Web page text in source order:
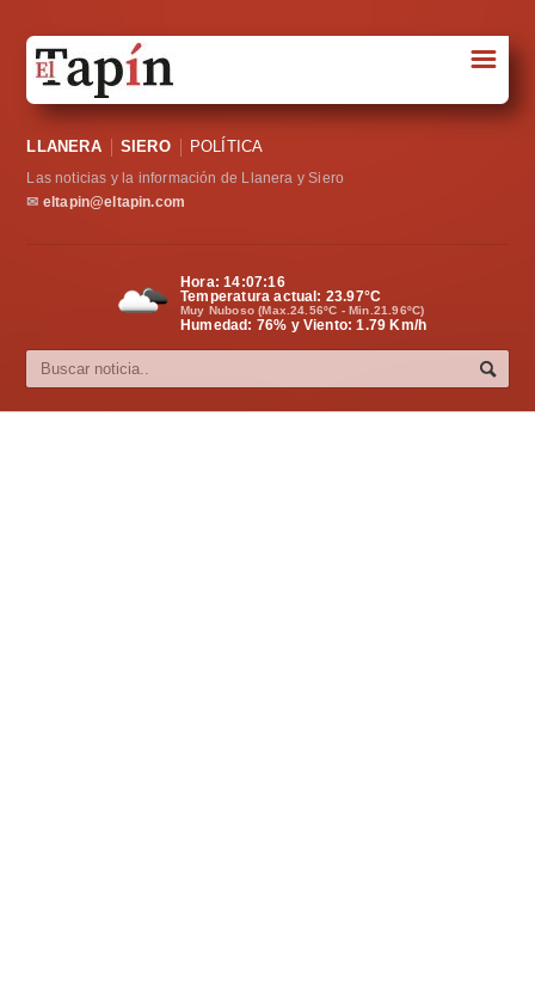
Sociedad
Política
Cultura
☰
LLANERA SIERO POLÍTICA
Las noticias y la información de Llanera y Siero
✉ eltapin@eltapin.com
Hora:14:07:16
Temperatura actual: 23.97°C
Muy Nuboso (Max.24.56ºC - Min.21.96ºC)
Humedad: 76% y Viento: 1.79 Km/h